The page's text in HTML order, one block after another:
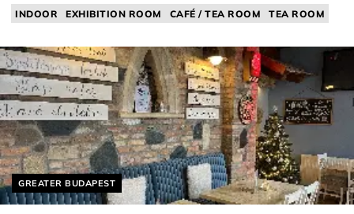
INDOOR EXHIBITION ROOM CAFÉ / TEA ROOM TEA ROOM
Helyszín címkék:
GREATER BUDAPEST